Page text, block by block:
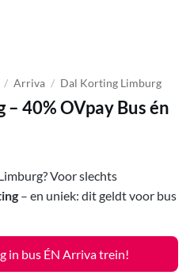
/ Arriva / Dal Korting Limburg
40% OVpay Bus én
Voor slechts
– en uniek: dit geldt voor bus
in bus ÉN Arriva trein!